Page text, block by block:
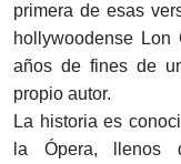
primera de esas
hollywoodense Lon
años de fines de
propio autor.
La historia es
la Ópera, llenos